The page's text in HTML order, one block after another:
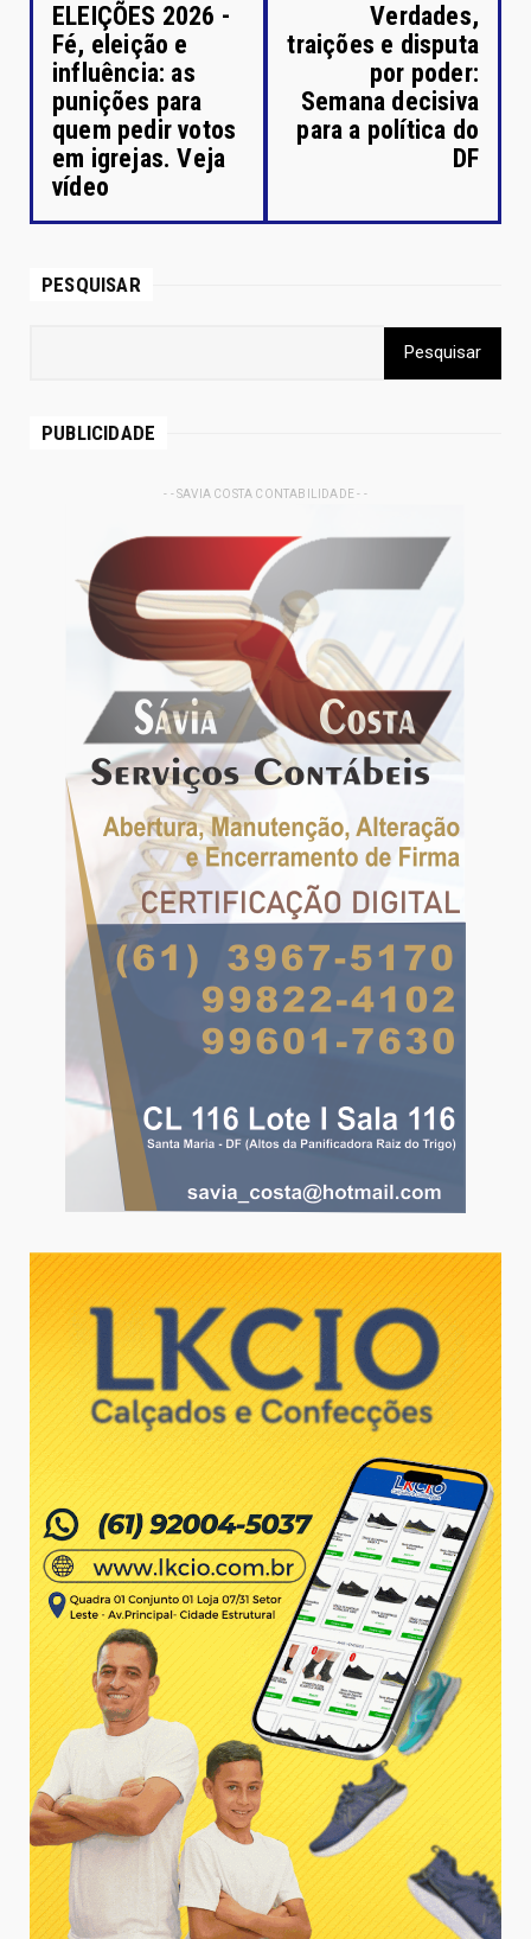
ELEIÇÕES 2026 -
Fé, eleição e
influência: as
punições para
quem pedir votos
em igrejas. Veja
vídeo
Verdades,
traições e disputa
por poder:
Semana decisiva
para a política do
DF
PESQUISAR
PUBLICIDADE
- - SAVIA COSTA CONTABILIDADE - -